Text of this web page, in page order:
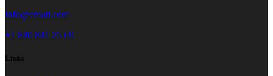
info@email.com
+1 840 841 25 69
Links